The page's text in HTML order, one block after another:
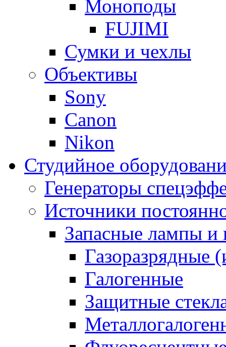
Моноподы
FUJIMI
Сумки и чехлы
Объективы
Sony
Canon
Nikon
Студийное
Генераторы
Источники
Запасные лампы и
Газоразрядные
Галогенные
Защитные